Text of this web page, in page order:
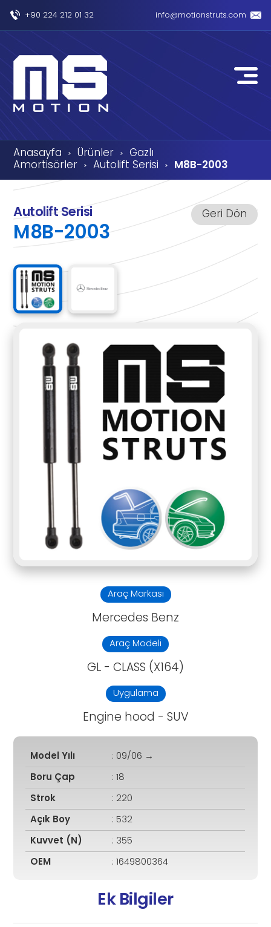
+90 224 212 01 32 info@motionstruts.com
Anasayfa › Ürünler › Gazlı
Amortisörler › Autolift Serisi › M8B-2003
Geri Dön
Autolift Serisi
M8B-2003
Araç Markası
Mercedes Benz
Araç Modeli
GL - CLASS (X164)
Uygulama
Engine hood - SUV
Model Yılı : 09/06 →
Boru Çap : 18
Strok : 220
Açık Boy : 532
Kuvvet (N) : 355
OEM : 1649800364
Ek Bilgiler